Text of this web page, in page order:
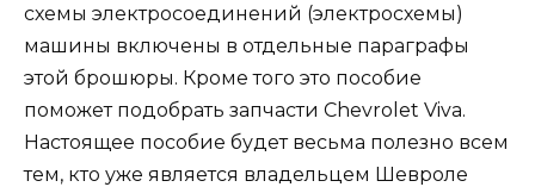
схемы электросоединений (электросхемы)
машины включены в отдельные параграфы
этой брошюры. Кроме того это пособие
поможет подобрать запчасти Chevrolet Viva.
Настоящее пособие будет весьма полезно всем
тем, кто уже является владельцем Шевроле